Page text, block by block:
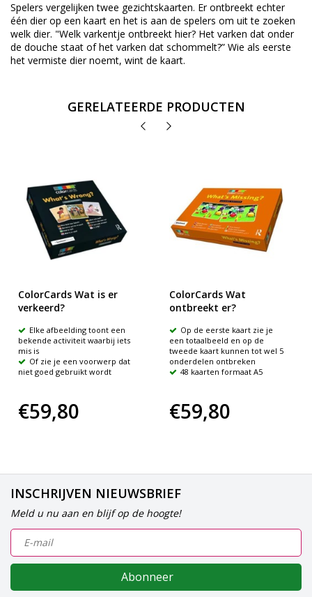
Spelers vergelijken twee gezichtskaarten. Er ontbreekt echter
één dier op een kaart en het is aan de spelers om uit te zoeken
welk dier. "Welk varkentje ontbreekt hier? Het varken dat onder
de douche staat of het varken dat schommelt?” Wie als eerste
het vermiste dier noemt, wint de kaart.
GERELATEERDE PRODUCTEN
ColorCards Wat is er
verkeerd?
Elke afbeelding toont een
bekende activiteit waarbij iets
mis is
Of zie je een voorwerp dat
niet goed gebruikt wordt
€59,80
ColorCards Wat
ontbreekt er?
Op de eerste kaart zie je
een totaalbeeld en op de
tweede kaart kunnen tot wel 5
onderdelen ontbreken
48 kaarten formaat A5
€59,80
INSCHRIJVEN NIEUWSBRIEF
Meld u nu aan en blijf op de hoogte!
Abonneer